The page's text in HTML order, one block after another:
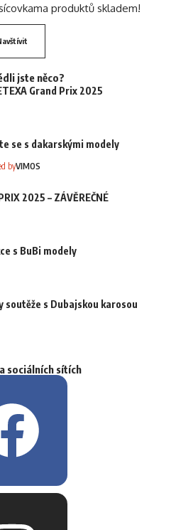
produktů skladem!
jste něco?
Grand Prix 2025
se s dakarskými modely
byVIMOS
2025 – ZÁVĚREČNÉ
s BuBi modely
soutěže s Dubajskou karosou
sociálních sítích